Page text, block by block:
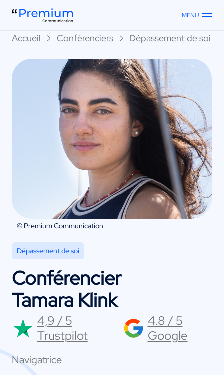
MENU
Accueil Conférenciers Dépassement de soi
© Premium Communication
Dépassement de soi
Conférencier
Tamara Klink
4,9 / 5
Trustpilot
4.8 / 5
Google
Navigatrice